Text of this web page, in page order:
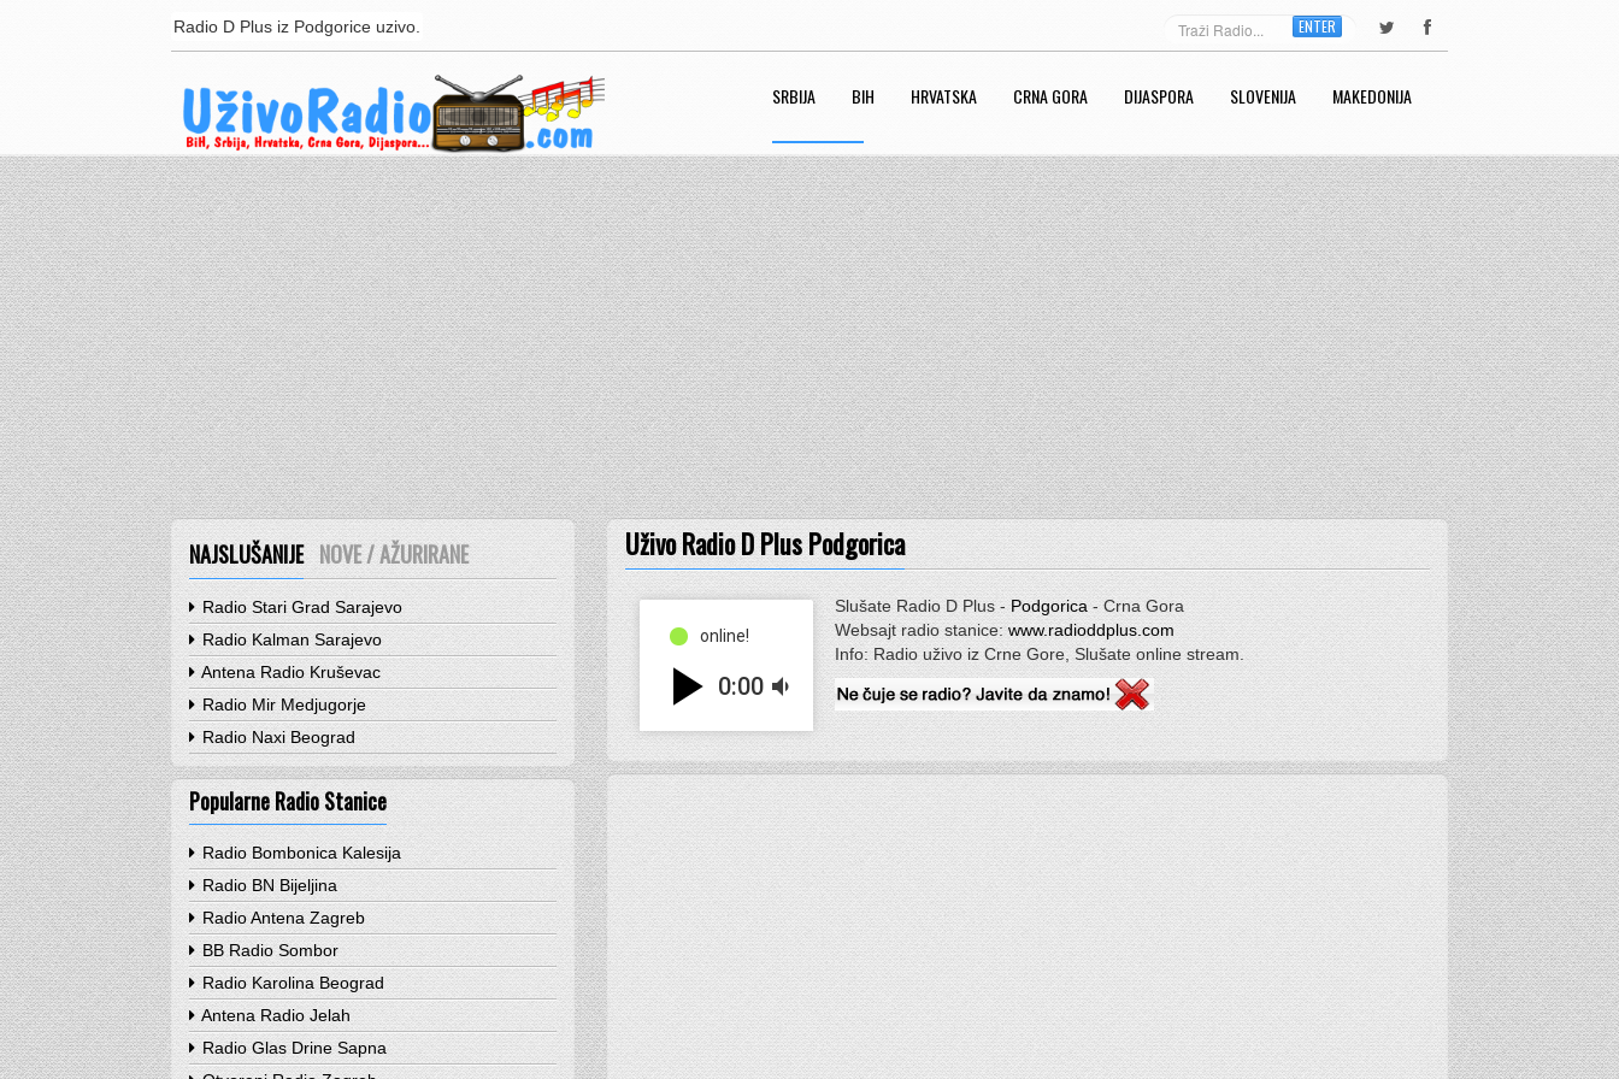
Radio D Plus iz Podgorice uzivo. ENTER
SRBIJA BIH HRVATSKA CRNA GORA DIJASPORA SLOVENIJA MAKEDONIJA
Uživo Radio D Plus Podgorica
online!
play_arrow 0:00 volume_down
Slušate Radio D Plus -Podgorica - Crna Gora
Websajt radio stanice:www.radioddplus.com
Info: Radio uživo iz Crne Gore, Slušate online stream.
NAJSLUŠANIJE NOVE / AŽURIRANE
Radio Stari Grad Sarajevo
Radio Kalman Sarajevo
Antena Radio Kruševac
Radio Mir Medjugorje
Radio Naxi Beograd
Popularne Radio Stanice
Radio Bombonica Kalesija
Radio BN Bijeljina
Radio Antena Zagreb
BB Radio Sombor
Radio Karolina Beograd
Antena Radio Jelah
Radio Glas Drine Sapna